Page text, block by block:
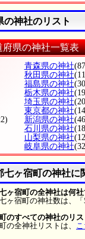
の神社のリスト
県の神社一覧表
青森県の神社
秋田県の神社
福島県の神社
栃木県の神社
埼玉県の神社
東京都の神社
新潟県の神社
石川県の神社
山梨県の神社
岐阜県の神社
七ヶ宿町の神社に
ヶ宿町の全神社は何社
ヶ宿町の神社数は、「
のすべての神社のリ
の全神社リストは、